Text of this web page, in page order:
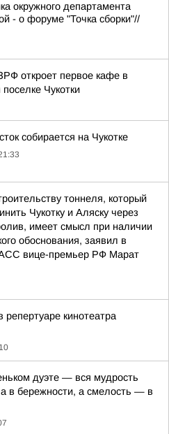
окружного департамента
- о форуме "Точка сборки"//
откроет первое кафе в
Чукотки
собирается на Чукотке
тоннеля, который
Чукотку и Аляску через
имеет смысл при наличии
обоснования, заявил в
вице-премьер РФ Марат
репертуаре кинотеатра
дуэте — вся мудрость
в бережности, а смелость — в